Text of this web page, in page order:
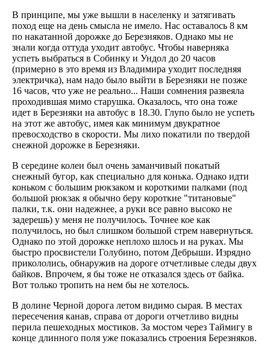
В принципе, мы уже вышли в населенку и затягивать
поход еще на день смысла не имело. Нас оставалось 8 км
по накатанной дорожке до Березняков. Однако мы не
знали когда оттуда уходит автобус. Чтобы наверняка
успеть выбраться в Собинку и Ундол до 20 часов
(примерно в это время из Владимира уходит последняя
электричка), нам надо было выйти в Березняки не позже
16 часов, что уже не реально... Наши сомнения развеяла
проходившая мимо старушка. Оказалось, что она тоже
идет в Березняки на автобус в 18.30. Глупо было не успеть
на этот же автобус, имея как минимум двукратное
превосходство в скорости. Мы лихо покатили по твердой
снежной дорожке в Березняки.
В середине колеи был очень заманчивый покатый
снежный бугор, как специально для конька. Однако идти
коньком с большим рюкзаком и короткими палками (под
большой рюкзак я обычно беру короткие "титановые"
палки, т.к. они надежнее, а руки все равно высоко не
задерешь) у меня не получилось. Точнее кое как
получилось, но был слишком большой стрем навернуться.
Однако по этой дорожке неплохо шлось и на руках. Мы
быстро просвистели Голубино, потом Дебрыши. Изрядно
прикололись, обнаружив на дороге отчетливые следы двух
байков. Впрочем, я бы тоже не отказался здесь от байка.
Вот только тропить на нем бы не хотелось.
В долине Черной дорога летом видимо сырая. В местах
пересечения канав, справа от дороги отчетливо видны
перила пешеходных мостиков. За мостом через Таймигу в
конце длинного поля уже показались строения Березняков.